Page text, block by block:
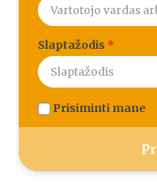
Slaptažodis *
Prisiminti mane